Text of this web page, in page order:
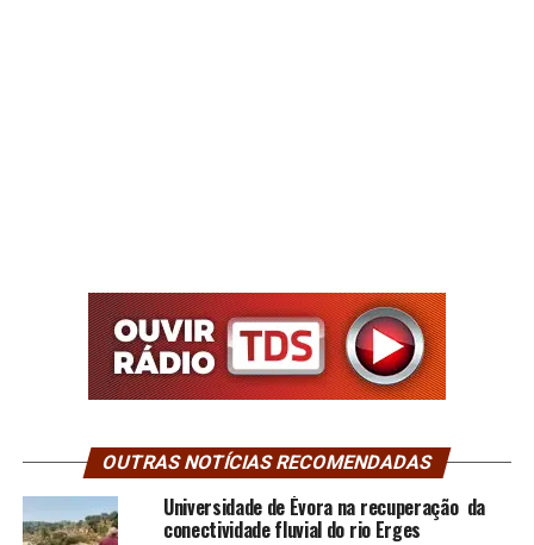
OUTRAS NOTÍCIAS RECOMENDADAS
Universidade de Évora na recuperação da
conectividade fluvial do rio Erges